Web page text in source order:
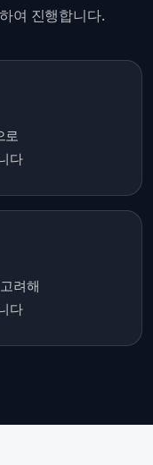
여 진행합니다.
로
다
려해
다